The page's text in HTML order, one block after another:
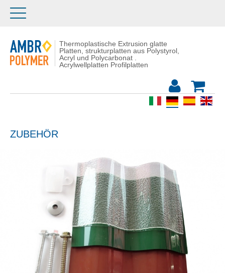
Thermoplastische Extrusion glatte
Platten, strukturplatten aus Polystyrol,
Acryl und Polycarbonat .
Acrylwellplatten Profilplatten
ZUBEHÖR